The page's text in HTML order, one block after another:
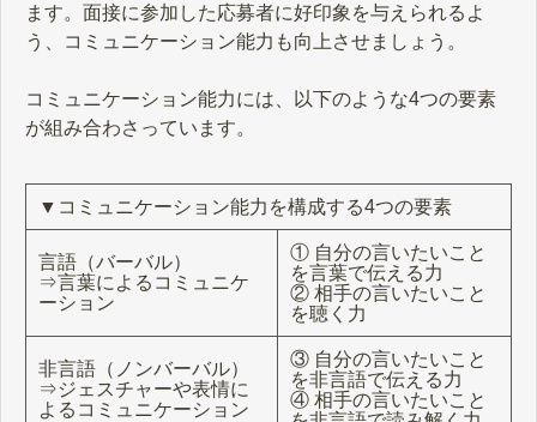
ます。面接に参加した応募者に好印象を与えられるよ
う、コミュニケーション能力も向上させましょう。
コミュニケーション能力には、以下のような4つの要素
が組み合わさっています。
▼コミュニケーション能力を構成する4つの要素
言語（バーバル）
⇒言葉によるコミュニケ
ーション
① 自分の言いたいこと
を言葉で伝える力
② 相手の言いたいこと
を聴く力
非言語（ノンバーバル）
⇒ジェスチャーや表情に
よるコミュニケーション
③ 自分の言いたいこと
を非言語で伝える力
④ 相手の言いたいこと